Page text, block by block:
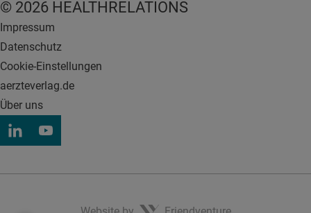
© 2026 HEALTHRELATIONS
Impressum
Datenschutz
Cookie-Einstellungen
aerzteverlag.de
Über uns